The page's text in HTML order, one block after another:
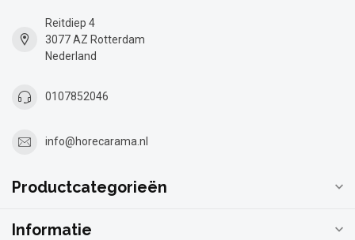
Reitdiep 4
3077 AZ Rotterdam
Nederland
0107852046
info@horecarama.nl
Productcategorieën
Informatie